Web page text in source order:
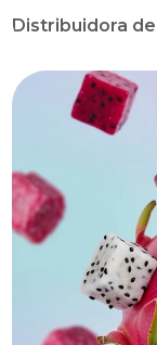
Distribuidora